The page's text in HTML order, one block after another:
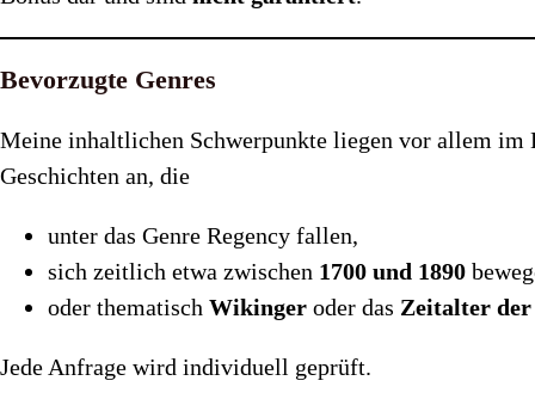
Bevorzugte Genres
Meine inhaltlichen Schwerpunkte liegen vor allem im
Geschichten an, die
unter das Genre Regency fallen,
sich zeitlich etwa zwischen 1700 und 1890
oder thematisch Wikinger oder das Zeitalter der
Jede Anfrage wird individuell geprüft.